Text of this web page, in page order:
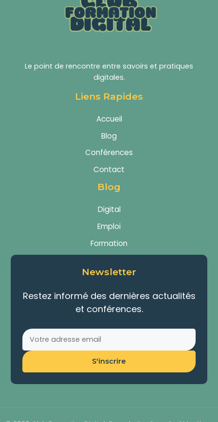
Le point de rencontre entre savoirs et pratiques
digitales.
Liens Rapides
Accueil
Blog
Conférences
Contact
Blog
Digital
Emploi
Formation
Newsletter
Restez informé des dernières actualités
et conférences.
S'inscrire